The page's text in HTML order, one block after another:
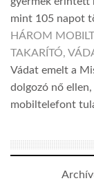
mint 105 napot
HÁROM
TAKARÍTÓ,
Vádat emelt a
dolgozó nő
mobiltelefont